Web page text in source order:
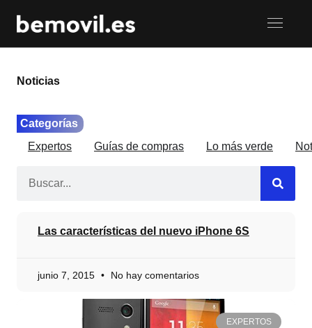
Noticias
Categorías
Expertos
Guías de compras Lo más verde
Las características del nuevo iPhone 6S
junio 7, 2015 No hay comentarios
EXPERTOS